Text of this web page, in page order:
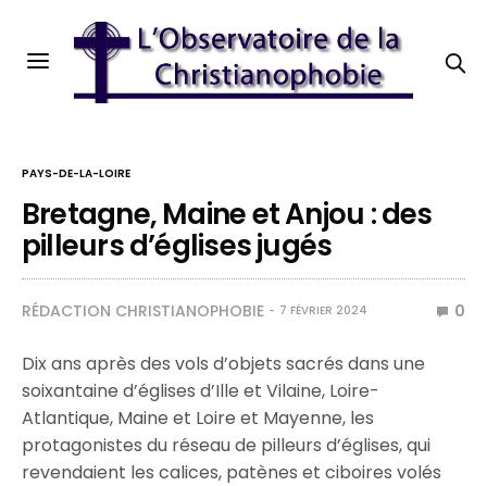
PAYS-DE-LA-LOIRE
Bretagne, Maine et Anjou : des
pilleurs d’églises jugés
RÉDACTION CHRISTIANOPHOBIE 7 FÉVRIER 2024 0
Dix ans après des vols d’objets sacrés dans une
soixantaine d’églises d’Ille et Vilaine, Loire-
Atlantique, Maine et Loire et Mayenne, les
protagonistes du réseau de pilleurs d’églises, qui
revendaient les calices, patènes et ciboires volés